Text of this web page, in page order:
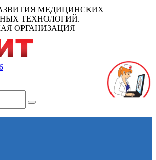
МЕДИЦИНСКИХ
ТЕХНОЛОГИЙ.
ОРГАНИЗАЦИЯ